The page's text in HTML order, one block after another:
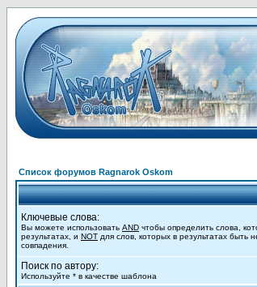
Список форумов Ragnarok Oskom
Ключевые слова:
Вы можете использовать AND чтобы определить слова,
результатах, и NOT для слов, которых в результатах быть
совпадения.
Поиск по автору:
Используйте * в качестве шаблона